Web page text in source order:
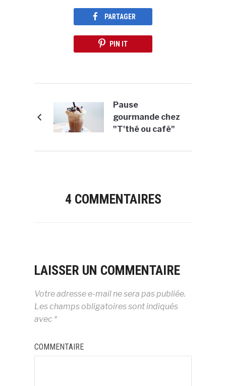
PARTAGER
PIN IT
Pause
gourmande chez
"T'thé ou café"
4 COMMENTAIRES
LAISSER UN COMMENTAIRE
Votre adresse e-mail ne sera pas publiée.
Les champs obligatoires sont indiqués
avec *
COMMENTAIRE